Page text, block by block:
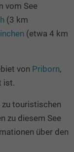
vom See
(3 km
(etwa 4 km
von Priborn,
ist.
touristischen
zu diesem See
über den